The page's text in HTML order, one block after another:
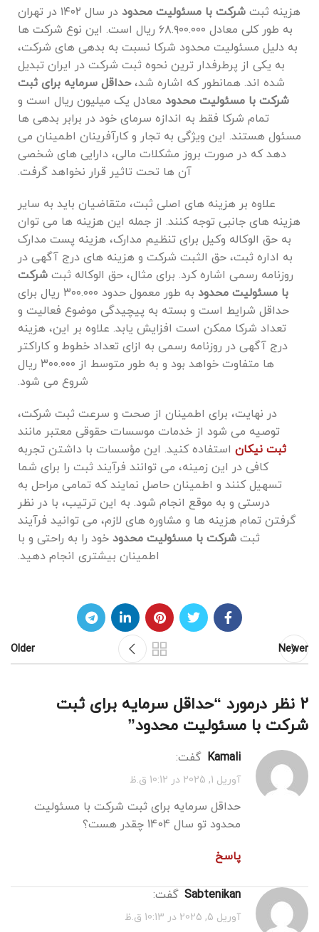
هزینه ثبتشرکت با مسئولیت محدود
در سال ۱۴۰۲ در تهران
به طور کلی معادل ۶۸.۹۰۰.۰۰۰ ریال است. این نوع شرکت‌ ها
به دلیل مسئولیت محدود شرکا نسبت به بدهی‌ های شرکت،
به یکی از پرطرفدار ترین نحوه ثبت شرکت در ایران تبدیل
شده ‌اند. همانطور که اشاره شد،حداقل سرمایه برای ثبت
شرکت با مسئولیت محدود معادل یک میلیون ریال است و
تمام شرکا فقط به اندازه سرمای خود در برابر بدهی‌ ها
مسئول هستند. این ویژگی به تجار و کارآفرینان اطمینان می
‌دهد که در صورت بروز مشکلات مالی، دارایی‌ های شخصی
آن ‌ها تحت تاثیر قرار نخواهد گرفت.
علاوه بر هزینه ‌های اصلی ثبت، متقاضیان باید به سایر
هزینه‌ های جانبی توجه کنند. از جمله این هزینه ‌ها می ‌توان
به حق ‌الوکاله وکیل برای تنظیم مدارک، هزینه پست مدارک
به اداره ثبت، حق ‌الثبت شرکت و هزینه ‌های درج آگهی در
روزنامه رسمی اشاره کرد. برای مثال، حق ‌الوکاله ثبتشرکت
با مسئولیت محدود
به طور معمول حدود ۳۰۰.۰۰۰ ریال برای
حداقل شرایط است و بسته به پیچیدگی موضوع فعالیت و
تعداد شرکا ممکن است افزایش یابد. علاوه بر این، هزینه
درج آگهی در روزنامه رسمی به ازای تعداد خطوط و کاراکتر
ها متفاوت خواهد بود و به ‌طور متوسط از ۳۰۰.۰۰۰ ریال
شروع می‌ شود.
در نهایت، برای اطمینان از صحت و سرعت ثبت شرکت،
توصیه می ‌شود از خدمات موسسات حقوقی معتبر مانند
ثبت نیکان استفاده کنید. این مؤسسات با داشتن تجربه
کافی در این زمینه، می‌ توانند فرآیند ثبت را برای شما
تسهیل کنند و اطمینان حاصل نمایند که تمامی مراحل به
درستی و به موقع انجام شود. به این ترتیب، با در نظر
گرفتن تمام هزینه ‌ها و مشاوره ‌های لازم، می ‌توانید فرآیند
ثبتشرکت با مسئولیت محدودخود را به راحتی و با
اطمینان بیشتری انجام دهید.
Newer
Older
2 نظر درمورد “ حداقل سرمایه برای ثبت
شرکت با مسئولیت محدود”
kamali گفت:
آوریل 1, 2025 در 10:12 ق.ظ
حداقل سرمایه برای ثبت شرکت با مسئولیت
محدود تو سال 1404 چقدر هست؟
پاسخ
sabtenikan
گفت:
آوریل 5, 2025 در 10:13 ق.ظ